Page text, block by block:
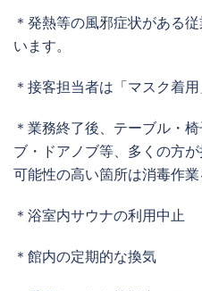
＊発熱等の風邪症状がある
います。
＊接客担当者は「マスク着
＊業務終了後、テーブル・
ブ・ドアノブ等、多くの方
可能性の高い箇所は消毒作業
＊浴室内サウナの利用中止
＊館内の定期的な換気